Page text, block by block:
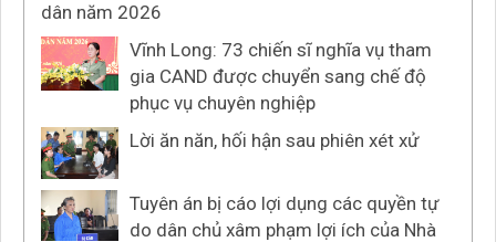
dân năm 2026
Vĩnh Long: 73 chiến sĩ nghĩa vụ tham
gia CAND được chuyển sang chế độ
phục vụ chuyên nghiệp
Lời ăn năn, hối hận sau phiên xét xử
Tuyên án bị cáo lợi dụng các quyền tự
do dân chủ xâm phạm lợi ích của Nhà